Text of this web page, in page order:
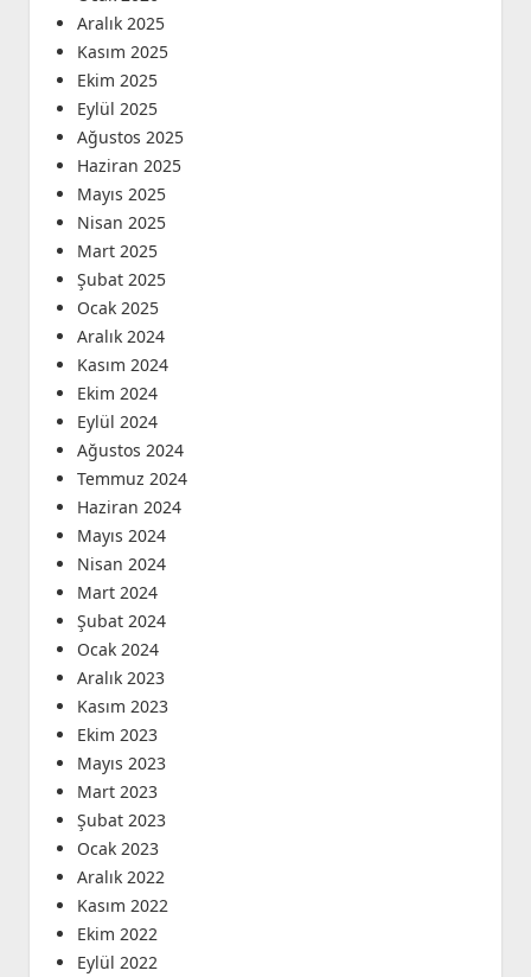
Aralık 2025
Kasım 2025
Ekim 2025
Eylül 2025
Ağustos 2025
Haziran 2025
Mayıs 2025
Nisan 2025
Mart 2025
Şubat 2025
Ocak 2025
Aralık 2024
Kasım 2024
Ekim 2024
Eylül 2024
Ağustos 2024
Temmuz 2024
Haziran 2024
Mayıs 2024
Nisan 2024
Mart 2024
Şubat 2024
Ocak 2024
Aralık 2023
Kasım 2023
Ekim 2023
Mayıs 2023
Mart 2023
Şubat 2023
Ocak 2023
Aralık 2022
Kasım 2022
Ekim 2022
Eylül 2022